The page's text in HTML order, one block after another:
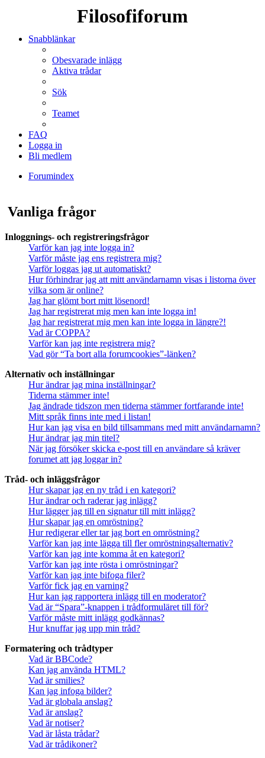
Filosofiforum
Snabblänkar
Obesvarade inlägg
Aktiva trådar
Sök
Teamet
FAQ
Logga in
Bli medlem
Forumindex
Vanliga frågor
Inloggnings- och registreringsfrågor
Varför kan jag inte logga in?
Varför måste jag ens registrera mig?
Varför loggas jag ut automatiskt?
Hur förhindrar jag att mitt användarnamn visas i listorna över
vilka som är online?
Jag har glömt bort mitt lösenord!
Jag har registrerat mig men kan inte logga in!
Jag har registrerat mig men kan inte logga in längre?!
Vad är COPPA?
Varför kan jag inte registrera mig?
Vad gör “Ta bort alla forumcookies”-länken?
Alternativ och inställningar
Hur ändrar jag mina inställningar?
Tiderna stämmer inte!
Jag ändrade tidszon men tiderna stämmer fortfarande inte!
Mitt språk finns inte med i listan!
Hur kan jag visa en bild tillsammans med mitt användarnamn?
Hur ändrar jag min titel?
När jag försöker skicka e-post till en användare så kräver
forumet att jag loggar in?
Tråd- och inläggsfrågor
Hur skapar jag en ny tråd i en kategori?
Hur ändrar och raderar jag inlägg?
Hur lägger jag till en signatur till mitt inlägg?
Hur skapar jag en omröstning?
Hur redigerar eller tar jag bort en omröstning?
Varför kan jag inte lägga till fler omröstningsalternativ?
Varför kan jag inte komma åt en kategori?
Varför kan jag inte rösta i omröstningar?
Varför kan jag inte bifoga filer?
Varför fick jag en varning?
Hur kan jag rapportera inlägg till en moderator?
Vad är “Spara”-knappen i trådformuläret till för?
Varför måste mitt inlägg godkännas?
Hur knuffar jag upp min tråd?
Formatering och trådtyper
Vad är BBCode?
Kan jag använda HTML?
Vad är smilies?
Kan jag infoga bilder?
Vad är globala anslag?
Vad är anslag?
Vad är notiser?
Vad är låsta trådar?
Vad är trådikoner?